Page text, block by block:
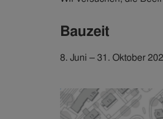
Bauzeit
8. Juni – 31. Oktober